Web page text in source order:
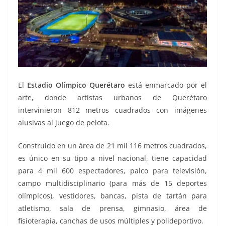
El Estadio Olímpico Querétaro está enmarcado por el
arte, donde artistas urbanos de Querétaro
intervinieron 812 metros cuadrados con imágenes
alusivas al juego de pelota.
Construido en un área de 21 mil 116 metros cuadrados,
es único en su tipo a nivel nacional, tiene capacidad
para 4 mil 600 espectadores, palco para televisión,
campo multidisciplinario (para más de 15 deportes
olímpicos), vestidores, bancas, pista de tartán para
atletismo, sala de prensa, gimnasio, área de
fisioterapia, canchas de usos múltiples y polideportivo.